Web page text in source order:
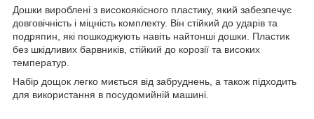
Дошки вироблені з високоякісного пластику, який забезпечує
довговічність і міцність комплекту. Він стійкий до ударів та
подряпин, які пошкоджують навіть найтонші дошки. Пластик
без шкідливих барвників, стійкий до корозії та високих
температур.
Набір дощок легко миється від забруднень, а також підходить
для використання в посудомийній машині.